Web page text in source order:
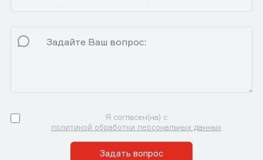
Я согласен(на) с
политикой обработки персональных данных
Задать вопрос